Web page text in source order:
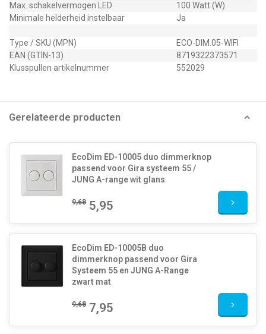
Max. schakelvermogen LED
100 Watt (W)
Minimale helderheid instelbaar
Ja
Type / SKU (MPN)
ECO-DIM.05-WIFI
EAN (GTIN-13)
8719322373571
Klusspullen artikelnummer
552029
Gerelateerde producten
EcoDim ED-10005 duo dimmerknop
passend voor Gira systeem 55 /
JUNG A-range wit glans
9,68 5,95
EcoDim ED-10005B duo
dimmerknop passend voor Gira
Systeem 55 en JUNG A-Range
zwart mat
9,68 7,95